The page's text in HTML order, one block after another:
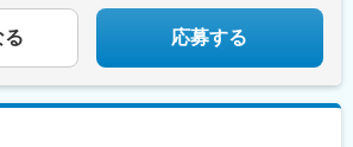
る 応募する